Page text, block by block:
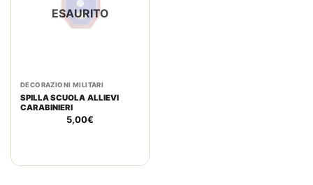
ESAURITO
DECORAZIONI MILITARI
SPILLA SCUOLA ALLIEVI
CARABINIERI
5,00€